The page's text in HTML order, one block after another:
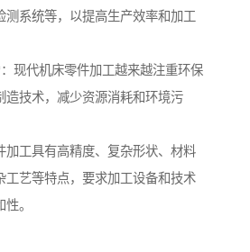
测系统等，以提高生产效率和加工
现代机床零件加工越来越注重环保
造技术，减少资源消耗和环境污
加工具有高精度、复杂形状、材料
工艺等特点，要求加工设备和技术
。